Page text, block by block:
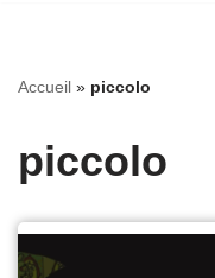
Accueil » piccolo
piccolo